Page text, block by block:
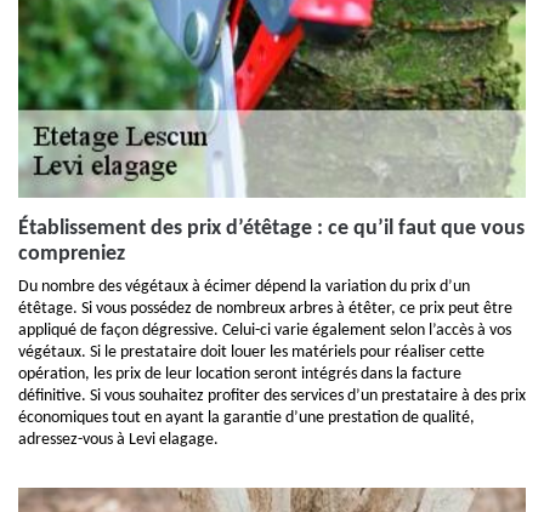
Établissement des prix d’étêtage : ce qu’il faut que vous
compreniez
Du nombre des végétaux à écimer dépend la variation du prix d’un
étêtage. Si vous possédez de nombreux arbres à étêter, ce prix peut être
appliqué de façon dégressive. Celui-ci varie également selon l’accès à vos
végétaux. Si le prestataire doit louer les matériels pour réaliser cette
opération, les prix de leur location seront intégrés dans la facture
définitive. Si vous souhaitez profiter des services d’un prestataire à des prix
économiques tout en ayant la garantie d’une prestation de qualité,
adressez-vous à Levi elagage.